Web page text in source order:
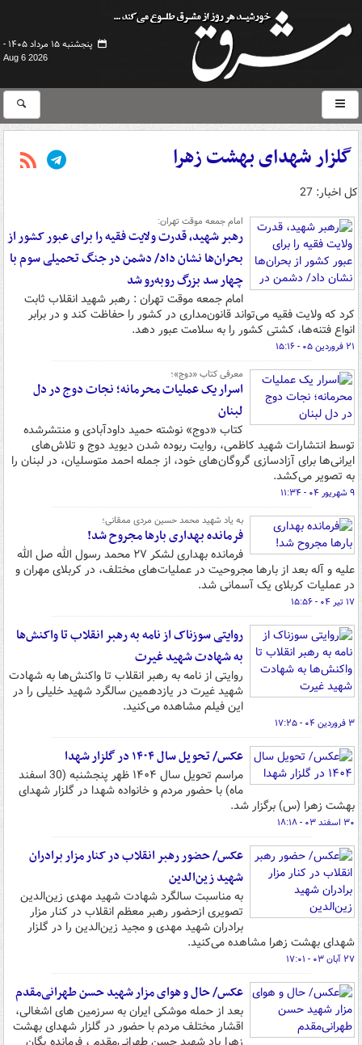
پنجشنبه ۱۵ مرداد ۱۴۰۵ -
Aug 6 2026
گلزار شهدای بهشت زهرا
کل اخبار: 27
امام جمعه موقت تهران:
رهبر شهید، قدرت ولایت فقیه را برای عبور کشور از
بحران‌ها نشان داد/ دشمن در جنگ تحمیلی سوم با
چهار سد بزرگ روبه‌رو شد
امام جمعه موقت تهران : رهبر شهید انقلاب ثابت
کرد که ولایت فقیه می‌تواند قانون‌مداری در کشور را حفاظت کند و در برابر
انواع فتنه‌ها، کشتی کشور را به سلامت عبور دهد.
۲۱ فروردین ۰۵ - ۱۵:۱۶
معرفی کتاب «دوج»؛
اسرار یک عملیات محرمانه؛ نجات دوج در دل
لبنان
کتاب «دوج» نوشته حمید داودآبادی و منتشرشده
توسط انتشارات شهید کاظمی، روایت ربوده شدن دیوید دوج و تلاش‌های
ایرانی‌ها برای آزادسازی گروگان‌های خود، از جمله احمد متوسلیان، در لبنان را
به تصویر می‌کشد.
۹ شهریور ۰۴ - ۱۱:۳۴
به یاد شهید محمد حسین مردی ممقانی؛
فرمانده بهداری‌ بارها مجروح شد!
فرمانده بهداری لشکر ۲۷ محمد رسول الله صل الله
علیه و آله بعد از بارها مجروحیت در عملیات‌های مختلف، در کربلای مهران و
در عملیات کربلای یک آسمانی شد.
۱۷ تیر ۰۴ - ۱۵:۵۶
روایتی سوزناک از نامه به رهبر انقلاب تا واکنش‌ها
به شهادت شهید غیرت
روایتی از نامه به رهبر انقلاب تا واکنش‌ها به شهادت
شهید غیرت در یازدهمین سالگرد شهید خلیلی را در
این فیلم مشاهده می‌کنید.
۳ فروردین ۰۴ - ۱۷:۲۵
عکس/ تحویل سال ۱۴۰۴ در گلزار شهدا
مراسم تحویل سال ۱۴۰۴ ظهر پنجشنبه (30 اسفند
ماه) با حضور مردم و خانواده شهدا در گلزار شهدای
بهشت زهرا (س) برگزار شد.
۳۰ اسفند ۰۳ - ۱۸:۱۸
عکس/ حضور رهبر انقلاب در کنار مزار برادران
شهید زین‌الدین
به مناسبت سالگرد شهادت شهید مهدی زین‌الدین
تصویری ازحضور رهبر معظم انقلاب در کنار مزار
برادران شهید مهدی و مجید زین‌الدین را در گلزار
شهدای بهشت زهرا مشاهده می‌کنید.
۲۷ آبان ۰۳ - ۱۷:۰۱
عکس/ حال و هوای مزار شهید حسن طهرانی‌مقدم
بعد از حمله موشکی ایران به سرزمین های اشغالی،
اقشار مختلف مردم با حضور در گلزار شهدای بهشت